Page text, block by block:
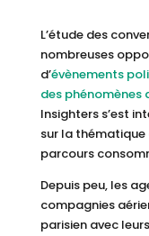
L’étude des
nombreuses
d’évènements
des phénomènes
Insighters s’est
sur la thématique
parcours
Depuis peu, les
compagnies
parisien avec